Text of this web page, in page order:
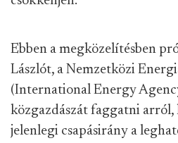
Ebben a megközelítésben
Lászlót, a Nemzetközi
(International Energy
közgazdászát faggatni arról,
jelenlegi csapásirány a